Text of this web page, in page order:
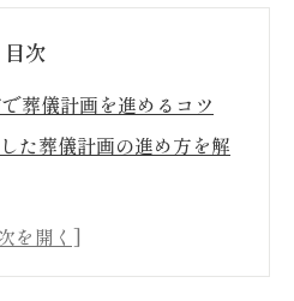
目次
葬儀計画を進めるコツ
た葬儀計画の進め方を解
心穏やかに葬儀を考える